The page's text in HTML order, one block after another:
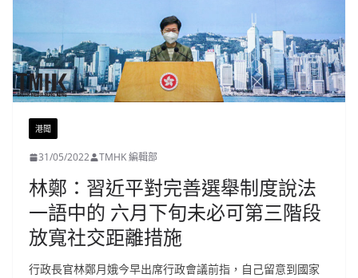
港聞
31/05/2022 TMHK 編輯部
林鄭：習近平對完善選舉制度說法
一語中的 六月下旬未必可第三階段
放寬社交距離措施
行政長官林鄭月娥今早出席行政會議前指，自己留意到國家